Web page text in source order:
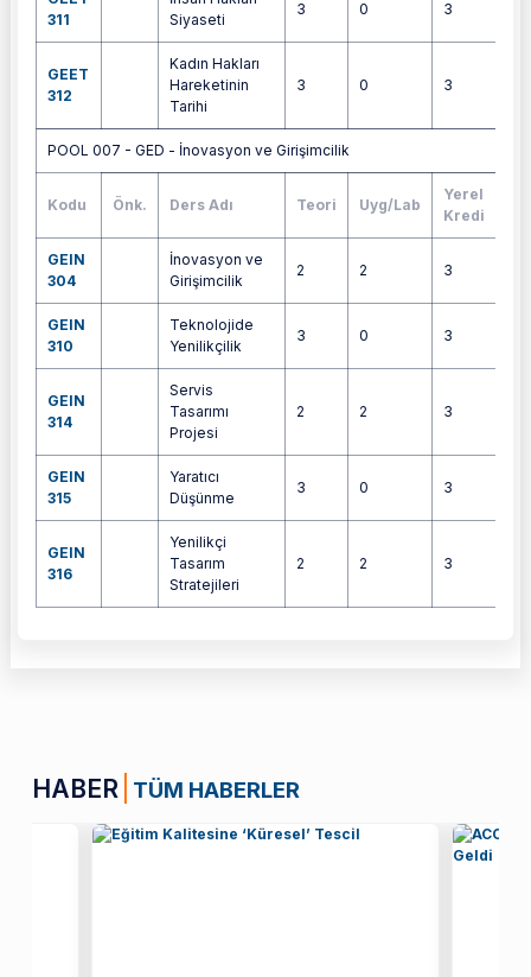
311
Siyaseti
3 0 3
GEET
312
Kadın Hakları
Hareketinin
Tarihi
3 0 3
POOL 007 - GED - İnovasyon ve Girişimcilik
Kodu Önk. Ders Adı Teori Uyg/Lab
Yerel
Kredi
GEIN
304
İnovasyon ve
Girişimcilik
2 2 3
GEIN
310
Teknolojide
Yenilikçilik
3 0 3
GEIN
314
Servis
Tasarımı
Projesi
2 2 3
GEIN
315
Yaratıcı
Düşünme
3 0 3
GEIN
316
Yenilikçi
Tasarım
Stratejileri
2 2 3
HABER TÜM HABERLER